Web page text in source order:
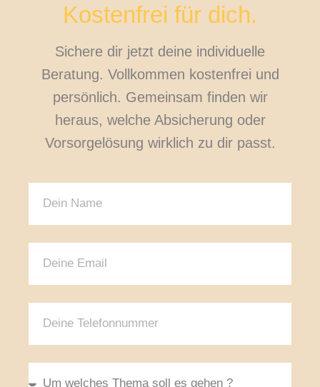
Kostenfrei für dich.
Sichere dir jetzt deine individuelle
Beratung. Vollkommen kostenfrei und
persönlich. Gemeinsam finden wir
heraus, welche Absicherung oder
Vorsorgelösung wirklich zu dir passt.